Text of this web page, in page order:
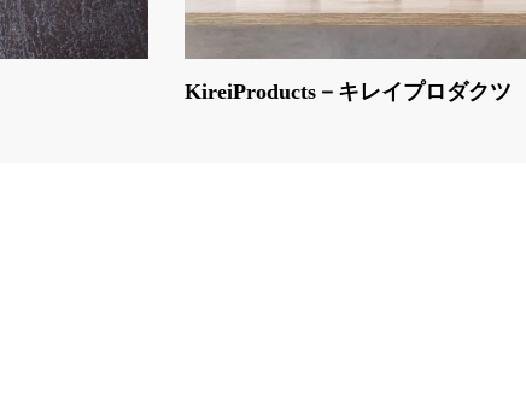
KireiProducts－キレイプロダクツ